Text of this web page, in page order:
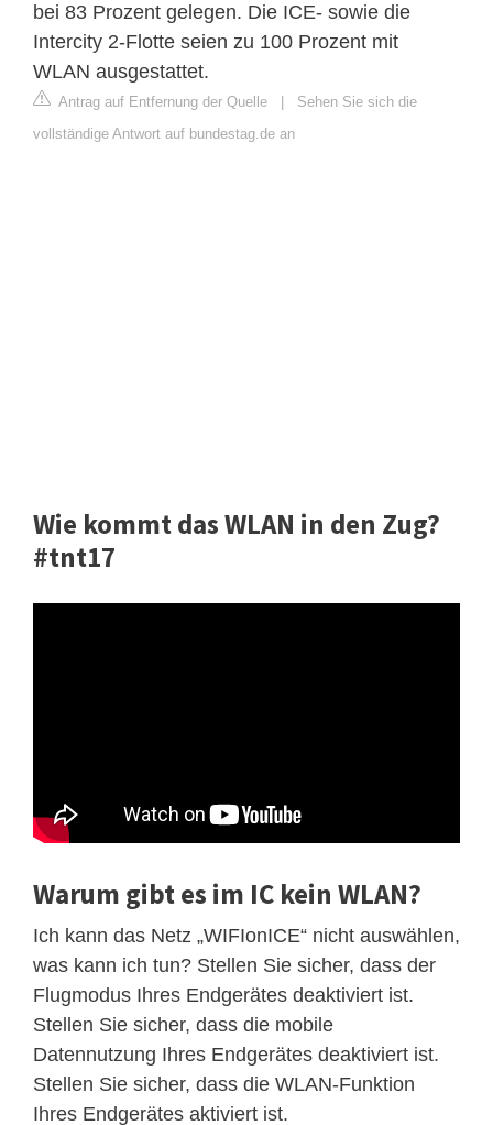
bei 83 Prozent gelegen. Die ICE- sowie die
Intercity 2-Flotte seien zu 100 Prozent mit
WLAN ausgestattet.
Antrag auf Entfernung der Quelle
Sehen Sie sich die
vollständige Antwort auf bundestag.de an
Wie kommt das WLAN in den Zug?
#tnt17
Warum gibt es im IC kein WLAN?
Ich kann das Netz „WIFIonICE“ nicht auswählen,
was kann ich tun? Stellen Sie sicher, dass der
Flugmodus Ihres Endgerätes deaktiviert ist.
Stellen Sie sicher, dass die mobile
Datennutzung Ihres Endgerätes deaktiviert ist.
Stellen Sie sicher, dass die WLAN-Funktion
Ihres Endgerätes aktiviert ist.